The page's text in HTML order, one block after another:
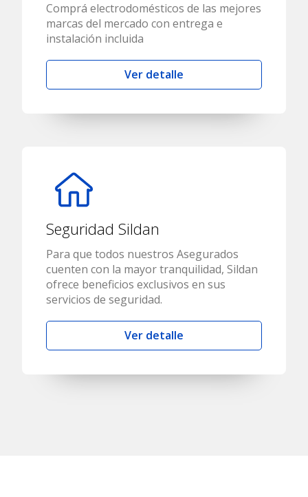
Comprá electrodomésticos de las mejores
marcas del mercado con entrega e
instalación incluida
Ver detalle
Seguridad Sildan
Para que todos nuestros Asegurados
cuenten con la mayor tranquilidad, Sildan
ofrece beneficios exclusivos en sus
servicios de seguridad.
Ver detalle